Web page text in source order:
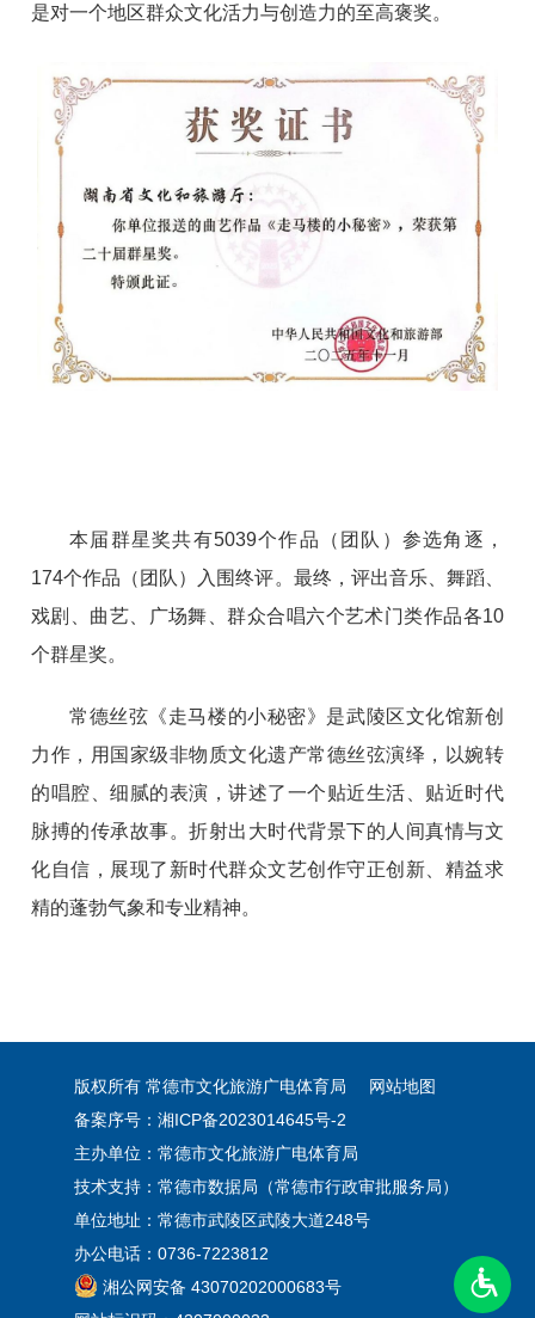
是对一个地区群众文化活力与创造力的至高褒奖。
本届群星奖共有5039个作品（团队）参选角逐，
174个作品（团队）入围终评。最终，评出音乐、舞蹈、
戏剧、曲艺、广场舞、群众合唱六个艺术门类作品各10
个群星奖。
常德丝弦《走马楼的小秘密》是武陵区文化馆新创
力作，用国家级非物质文化遗产常德丝弦演绎，以婉转
的唱腔、细腻的表演，讲述了一个贴近生活、贴近时代
脉搏的传承故事。折射出大时代背景下的人间真情与文
化自信，展现了新时代群众文艺创作守正创新、精益求
精的蓬勃气象和专业精神。
版权所有 常德市文化旅游广电体育局
网站地图
备案序号：湘ICP备2023014645号-2
主办单位：常德市文化旅游广电体育局
技术支持：常德市数据局（常德市行政审批服务局）
单位地址：常德市武陵区武陵大道248号
办公电话：0736-7223812
湘公网安备 43070202000683号